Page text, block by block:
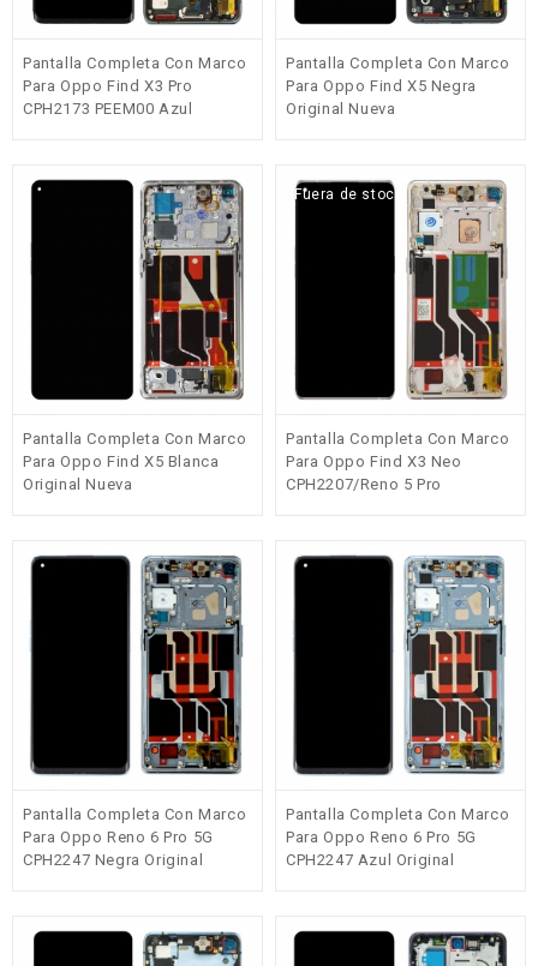
Pantalla Completa Con Marco
Para Oppo Find X3 Pro
CPH2173 PEEM00 Azul
Pantalla Completa Con Marco
Para Oppo Find X5 Negra
Original Nueva
Pantalla Completa Con Marco
Para Oppo Find X5 Blanca
Original Nueva
Fuera de stock
Pantalla Completa Con Marco
Para Oppo Find X3 Neo
CPH2207/Reno 5 Pro
Pantalla Completa Con Marco
Para Oppo Reno 6 Pro 5G
CPH2247 Negra Original
Pantalla Completa Con Marco
Para Oppo Reno 6 Pro 5G
CPH2247 Azul Original